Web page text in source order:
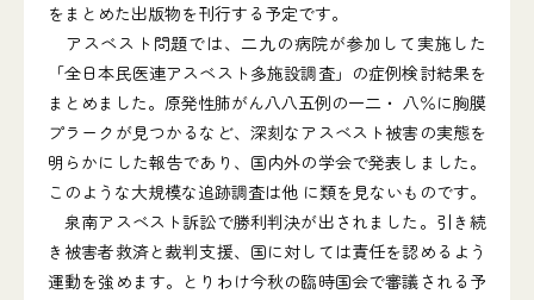
をまとめた出版物を刊行する予定です。
アスベスト問題では、二九の病院が参加して実施した
「全日本民医連アスベスト多施設調査」の症例検討結果を
まとめました。原発性肺がん八八五例の一二・ 八％に胸膜
プラークが見つかるなど、深刻なアスベスト被害の実態を
明らかにした報告であり、国内外の学会で発表しました。
このような大規模な追跡調査は他 に類を見ないものです。
泉南アスベスト訴訟で勝利判決が出されました。引き続
き被害者救済と裁判支援、国に対しては責任を認めるよう
運動を強めます。とりわけ今秋の臨時国会で審議される予